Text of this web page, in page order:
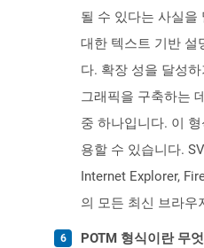
될 수 있다는 사실을
대한 텍스트 기반 설
다. 확장 성을 달성
그래픽을 구축하는
중 하나입니다. 이
용할 수 있습니다.
Internet Explorer,
의 모든 최신 브라우
POTM 형식이란 무